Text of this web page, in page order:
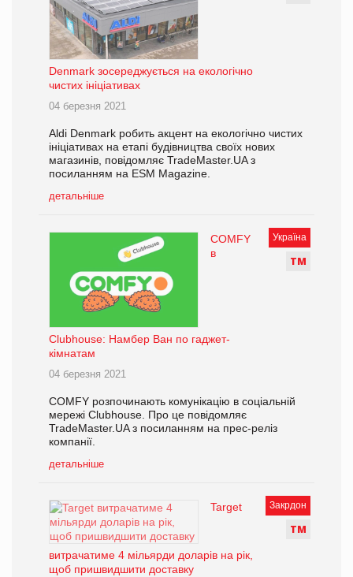
Denmark зосереджується на екологічно
чистих ініціативах
04 березня 2021
Aldi Denmark робить акцент на екологічно чистих
ініціативах на етапі будівництва своїх нових
магазинів, повідомляє TradeMaster.UA з
посиланням на ESM Magazine.
детальніше
Україна
ТМ
COMFY
в
Clubhouse: Намбер Ван по гаджет-
кімнатам
04 березня 2021
COMFY розпочинають комунікацію в соціальній
мережі Clubhouse. Про це повідомляє
TradeMaster.UA з посиланням на прес-реліз
компанії.
детальніше
Закрдон
ТМ
Target
витрачатиме 4 мільярди доларів на рік,
щоб пришвидшити доставку